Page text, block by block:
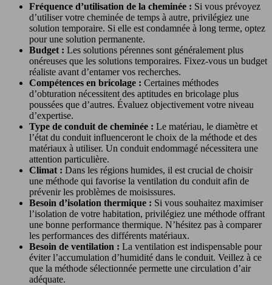
Fréquence d’utilisation de la cheminée : Si vous prévoyez
d’utiliser votre cheminée de temps à autre, privilégiez une
solution temporaire. Si elle est condamnée à long terme, optez
pour une solution permanente.
Budget : Les solutions pérennes sont généralement plus
onéreuses que les solutions temporaires. Fixez-vous un budget
réaliste avant d’entamer vos recherches.
Compétences en bricolage : Certaines méthodes
d’obturation nécessitent des aptitudes en bricolage plus
poussées que d’autres. Évaluez objectivement votre niveau
d’expertise.
Type de conduit de cheminée : Le matériau, le diamètre et
l’état du conduit influenceront le choix de la méthode et des
matériaux à utiliser. Un conduit endommagé nécessitera une
attention particulière.
Climat : Dans les régions humides, il est crucial de choisir
une méthode qui favorise la ventilation du conduit afin de
prévenir les problèmes de moisissures.
Besoin d’isolation thermique : Si vous souhaitez maximiser
l’isolation de votre habitation, privilégiez une méthode offrant
une bonne performance thermique. N’hésitez pas à comparer
les performances des différents matériaux.
Besoin de ventilation : La ventilation est indispensable pour
éviter l’accumulation d’humidité dans le conduit. Veillez à ce
que la méthode sélectionnée permette une circulation d’air
adéquate.